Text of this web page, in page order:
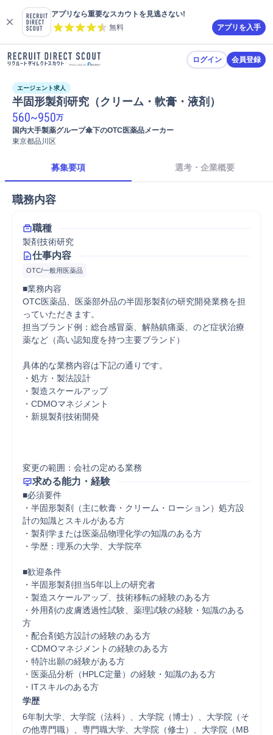
アプリなら重要なスカウトを見逃さない!
無料
アプリを入手
ログイン 会員登録
エージェント求人
半固形製剤研究（クリーム・軟膏・液剤）
560~950万
国内大手製薬グループ傘下のOTC医薬品メーカー
東京都品川区
募集要項 選考・企業概要
職務内容
職種
製剤技術研究
仕事内容
OTC/一般用医薬品
■業務内容
OTC医薬品、医薬部外品の半固形製剤の研究開発業務を担
っていただきます。
担当ブランド例：総合感冒薬、解熱鎮痛薬、のど症状治療
薬など（高い認知度を持つ主要ブランド）
具体的な業務内容は下記の通りです。
・処方・製法設計
・製造スケールアップ
・CDMOマネジメント
・新規製剤技術開発
変更の範囲：会社の定める業務
求める能力・経験
■必須要件
・半固形製剤（主に軟膏・クリーム・ローション）処方設
計の知識とスキルがある方
・製剤学または医薬品物理化学の知識のある方
・学歴：理系の大学、大学院卒
■歓迎条件
・半固形製剤担当5年以上の研究者
・製造スケールアップ、技術移転の経験のある方
・外用剤の皮膚透過性試験、薬理試験の経験・知識のある
方
・配合剤処方設計の経験のある方
・CDMOマネジメントの経験のある方
・特許出願の経験がある方
・医薬品分析（HPLC定量）の経験・知識のある方
・ITスキルのある方
学歴
6年制大学、大学院（法科）、大学院（博士）、大学院（そ
の他専門職）、専門職大学、大学院（修士）、大学院（MB